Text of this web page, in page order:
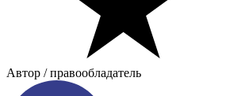
Автор / правообладатель